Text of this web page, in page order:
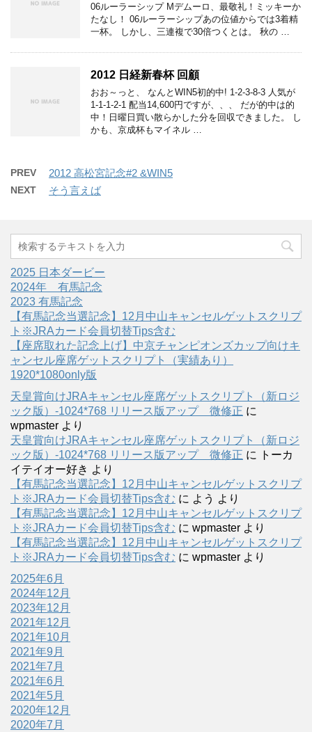
06ルーラーシップ Mデムーロ、最敬礼！ミッキーか
たなし！ 06ルーラーシップあの位値からでは3着精
一杯。 しかし、三連複で30倍つくとは。 秋の …
2012 日経新春杯 回顧
おお～っと、 なんとWIN5初的中! 1-2-3-8-3 人気が
1-1-1-2-1 配当14,600円ですが、、、 だが的中は的
中！日曜日買い散らかした分を回収できました。 し
かも、京成杯もマイネル …
PREV 2012 高松宮記念#2 &WIN5
NEXT そう言えば
2025 日本ダービー
2024年 有馬記念
2023 有馬記念
【有馬記念当選記念】12月中山キャンセルゲットスクリプ
ト※JRAカード会員切替Tips含む
【座席取れた記念上げ】中京チャンピオンズカップ向けキ
ャンセル座席ゲットスクリプト（実績あり）
1920*1080only版
天皇賞向けJRAキャンセル座席ゲットスクリプト（新ロジ
ック版）-1024*768 リリース版アップ 微修正 に
wpmaster より
天皇賞向けJRAキャンセル座席ゲットスクリプト（新ロジ
ック版）-1024*768 リリース版アップ 微修正 に
トーカ
イテイオー好き より
【有馬記念当選記念】12月中山キャンセルゲットスクリプ
ト※JRAカード会員切替Tips含む に よう より
【有馬記念当選記念】12月中山キャンセルゲットスクリプ
ト※JRAカード会員切替Tips含む に wpmaster より
【有馬記念当選記念】12月中山キャンセルゲットスクリプ
ト※JRAカード会員切替Tips含む に wpmaster より
2025年6月
2024年12月
2023年12月
2021年12月
2021年10月
2021年9月
2021年7月
2021年6月
2021年5月
2020年12月
2020年7月